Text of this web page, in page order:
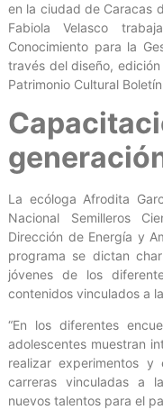
en la ciudad de Caracas
Fabiola Velasco
Conocimiento para la
través del diseño,
Patrimonio Cultural
La ecóloga Afrodita
Nacional Semilleros
Dirección de Energía y
programa se dictan
jóvenes de los
contenidos vinculados a
“En los diferentes
adolescentes muestran
realizar experimentos
carreras vinculadas a
nuevos talentos para el